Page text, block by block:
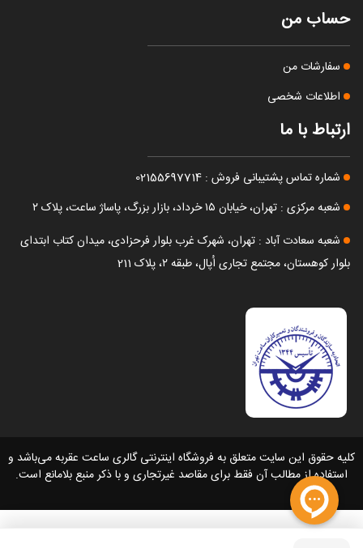
حساب من
سفارشات من
اطلاعات شخصی
ارتباط با ما
شماره تماس پشتیبانی فروش : 02155697714
شعبه مرکزی : تهران، خیابان ۱۵ خرداد، بازار بزرگ، پاساژ ساعت، پلاک ۲
شعبه سعادت آباد : تهران، شهرک غرب بلوار فرحزادی، میدان کتاب ابتدای
بلوار کوهستان، مجتمع تجاری اُپال، طبقه ۲، پلاک 211
کلیه حقوق این سایت متعلق به فروشگاه اینترنتی گالری ساعت عقربه می‌باشد و
استفاده از مطالب آن فقط برای مقاصد غیرتجاری و با ذکر منبع بلامانع است.